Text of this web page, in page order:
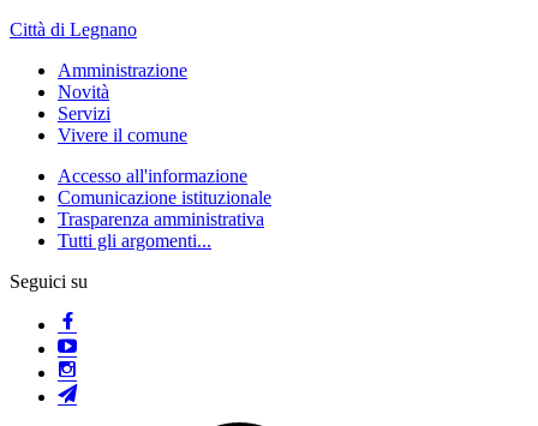
Città di Legnano
Amministrazione
Novità
Servizi
Vivere il comune
Accesso all'informazione
Comunicazione istituzionale
Trasparenza amministrativa
Tutti gli argomenti...
Seguici su